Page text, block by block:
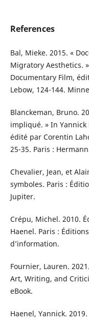
References
Bal, Mieke. 2015. «
Migratory Aesthetics.
Documentary Film,
Lebow, 124-144.
Blanckeman, Bruno.
impliqué. » In
édité par Corentin
25-35. Paris :
Chevalier, Jean, et
symboles. Paris :
Jupiter.
Crépu, Michel. 2010.
Haenel. Paris :
d’information.
Fournier, Lauren.
Art, Writing, and
eBook.
Haenel, Yannick.